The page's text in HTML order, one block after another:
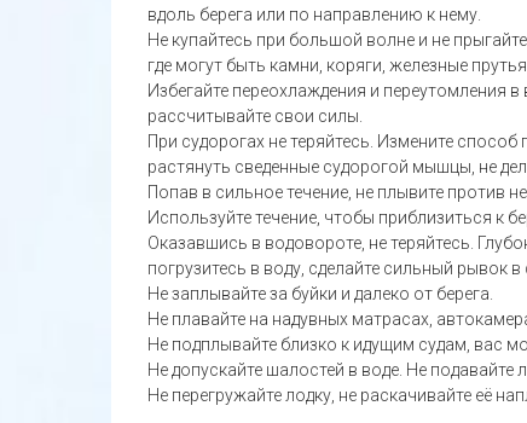
вдоль берега или по направлению к нему.
Не купайтесь при большой волне и не
где могут быть камни, коряги, железные
Избегайте переохлаждения и переутомления
рассчитывайте свои силы.
При судорогах не теряйтесь. Измените
растянуть сведенные судорогой мышцы, не
Попав в сильное течение, не плывите против
Используйте течение, чтобы приблизиться к
Оказавшись в водовороте, не теряйтесь.
погрузитесь в воду, сделайте сильный рывок
Не заплывайте за буйки и далеко от берега.
Не плавайте на надувных матрасах,
Не подплывайте близко к идущим судам, вас
Не допускайте шалостей в воде. Не подавайте
Не перегружайте лодку, не раскачивайте её